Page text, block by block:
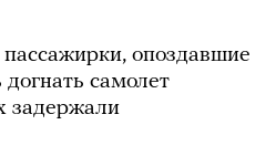
опоздавшие
самолет
задержали